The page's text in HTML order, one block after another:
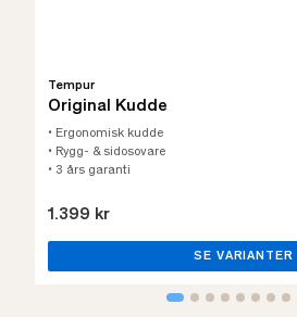
Tempur
Original Kudde
• Ergonomisk kudde
• Rygg- & sidosovare
• 3 års garanti
1.399 kr
SE VARIANTER